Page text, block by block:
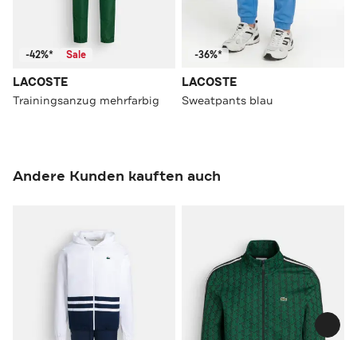
-42%* Sale
LACOSTE
Trainingsanzug mehrfarbig
-36%*
LACOSTE
Sweatpants blau
Andere Kunden kauften auch